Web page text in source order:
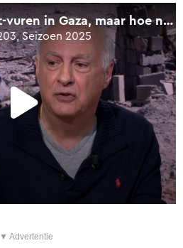
▼ Advertentie